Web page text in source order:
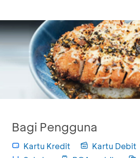
Bagi Pengguna
Kartu Kredit Kartu Debit